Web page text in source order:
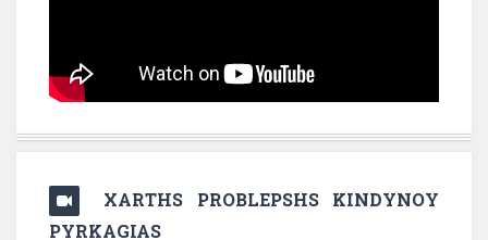
XARTHS PROBLEPSHS KINDYNOY
PYRKAGIAS